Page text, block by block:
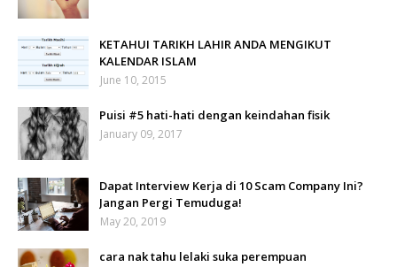
KETAHUI TARIKH LAHIR ANDA MENGIKUT
KALENDAR ISLAM
June 10, 2015
Puisi #5 hati-hati dengan keindahan fisik
January 09, 2017
Dapat Interview Kerja di 10 Scam Company Ini?
Jangan Pergi Temuduga!
May 20, 2019
cara nak tahu lelaki suka perempuan